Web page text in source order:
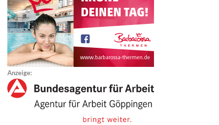
Anzeige: